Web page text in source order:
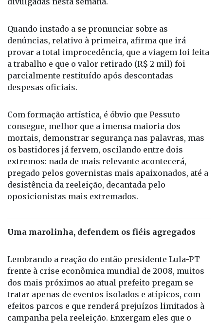
Quando instado a se pronunciar sobre as
denúncias, relativo à primeira, afirma que irá
provar a total improcedência, que a viagem foi feita
a trabalho e que o valor retirado (R$ 2 mil) foi
parcialmente restituído após descontadas
despesas oficiais.
Com formação artística, é óbvio que Pessuto
consegue, melhor que a imensa maioria dos
mortais, demonstrar segurança nas palavras, mas
os bastidores já fervem, oscilando entre dois
extremos: nada de mais relevante acontecerá,
pregado pelos governistas mais apaixonados, até a
desistência da reeleição, decantada pelo
oposicionistas mais extremados.
Uma marolinha, defendem os fiéis agregados
Lembrando a reação do então presidente Lula-PT
frente à crise econômica mundial de 2008, muitos
dos mais próximos ao atual prefeito pregam se
tratar apenas de eventos isolados e atípicos, com
efeitos parcos e que renderá prejuízos limitados à
campanha pela reeleição. Enxergam eles que o